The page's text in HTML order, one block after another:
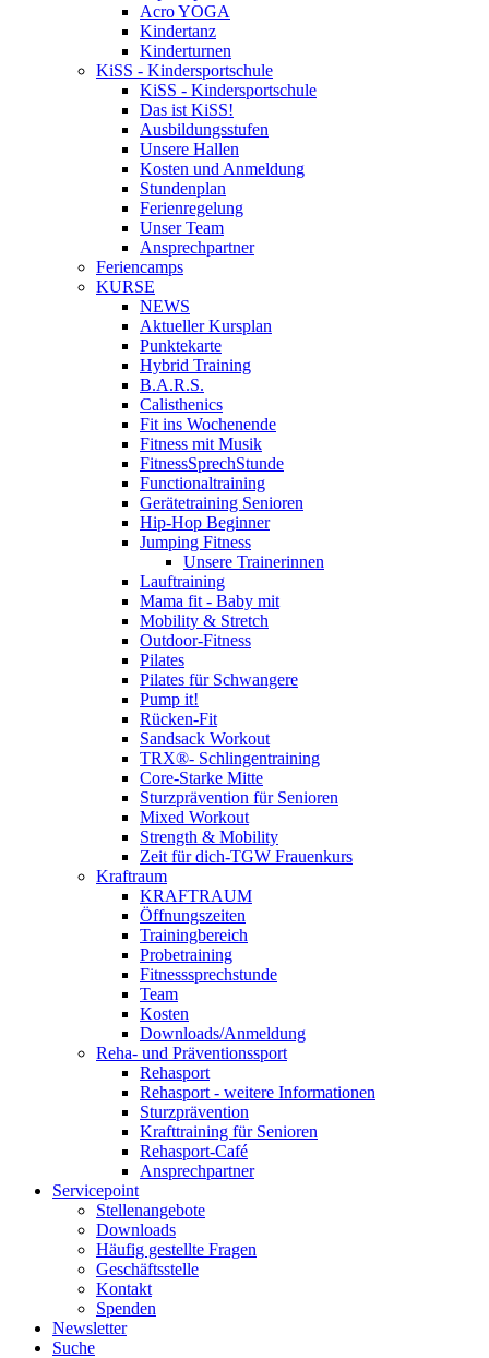
Acro YOGA
Kindertanz
Kinderturnen
KiSS - Kindersportschule
KiSS - Kindersportschule
Das ist KiSS!
Ausbildungsstufen
Unsere Hallen
Kosten und Anmeldung
Stundenplan
Ferienregelung
Unser Team
Ansprechpartner
Feriencamps
KURSE
NEWS
Aktueller Kursplan
Punktekarte
Hybrid Training
B.A.R.S.
Calisthenics
Fit ins Wochenende
Fitness mit Musik
FitnessSprechStunde
Functionaltraining
Gerätetraining Senioren
Hip-Hop Beginner
Jumping Fitness
Unsere Trainerinnen
Lauftraining
Mama fit - Baby mit
Mobility & Stretch
Outdoor-Fitness
Pilates
Pilates für Schwangere
Pump it!
Rücken-Fit
Sandsack Workout
TRX®- Schlingentraining
Core-Starke Mitte
Sturzprävention für Senioren
Mixed Workout
Strength & Mobility
Zeit für dich-TGW Frauenkurs
Kraftraum
KRAFTRAUM
Öffnungszeiten
Trainingbereich
Probetraining
Fitnesssprechstunde
Team
Kosten
Downloads/Anmeldung
Reha- und Präventionssport
Rehasport
Rehasport - weitere Informationen
Sturzprävention
Krafttraining für Senioren
Rehasport-Café
Ansprechpartner
Servicepoint
Stellenangebote
Downloads
Häufig gestellte Fragen
Geschäftsstelle
Kontakt
Spenden
Newsletter
Suche